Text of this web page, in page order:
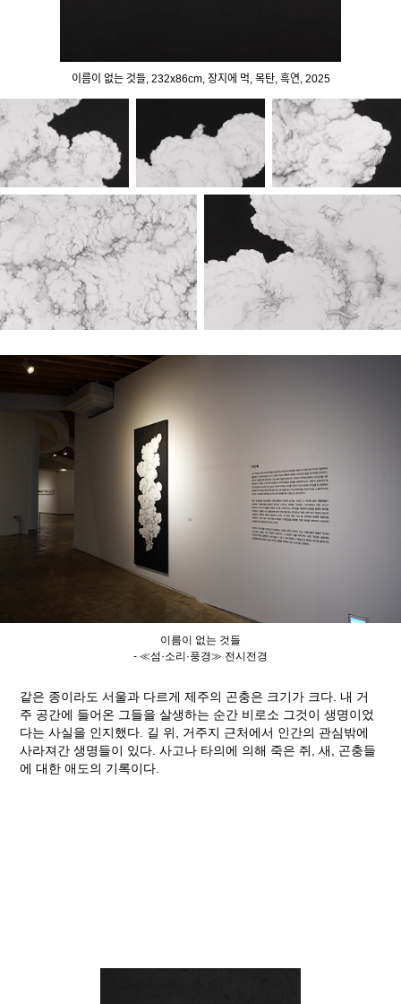
이름이 없는 것들, 232x86cm, 장지에 먹, 목탄, 흑연, 2025
이름이 없는 것들
- ≪섬·소리·풍경≫ 전시전경
같은 종이라도 서울과 다르게 제주의 곤충은 크기가 크다. 내 거
주 공간에 들어온 그들을 살생하는 순간 비로소 그것이 생명이었
다는 사실을 인지했다. 길 위, 거주지 근처에서 인간의 관심밖에
사라져간 생명들이 있다. 사고나 타의에 의해 죽은 쥐, 새, 곤충들
에 대한 애도의 기록이다.